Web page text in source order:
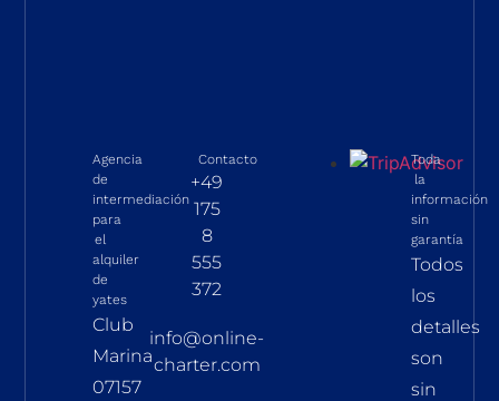
Agencia
de
intermediación
para
el
alquiler
de
yates
Club
Marina
07157
Contacto
+49
175
8
555
372
info@online-
charter.com
Toda
la
información
sin
garantía
Todos
los
detalles
son
sin